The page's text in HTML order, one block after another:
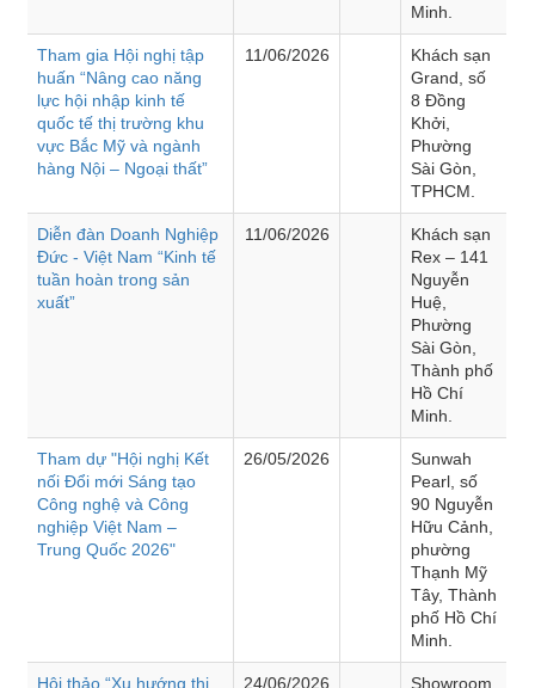
Minh.
Tham gia Hội nghị tập
huấn “Nâng cao năng
lực hội nhập kinh tế
quốc tế thị trường khu
vực Bắc Mỹ và ngành
hàng Nội – Ngoại thất”
11/06/2026
Khách sạn
Grand, số
8 Đồng
Khởi,
Phường
Sài Gòn,
TPHCM.
Diễn đàn Doanh Nghiệp
Đức - Việt Nam “Kinh tế
tuần hoàn trong sản
xuất”
11/06/2026
Khách sạn
Rex – 141
Nguyễn
Huệ,
Phường
Sài Gòn,
Thành phố
Hồ Chí
Minh.
Tham dự "Hội nghị Kết
nối Đổi mới Sáng tạo
Công nghệ và Công
nghiệp Việt Nam –
Trung Quốc 2026"
26/05/2026
Sunwah
Pearl, số
90 Nguyễn
Hữu Cảnh,
phường
Thạnh Mỹ
Tây, Thành
phố Hồ Chí
Minh.
Hội thảo “Xu hướng thị
24/06/2026
Showroom